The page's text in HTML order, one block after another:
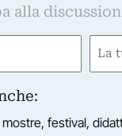
alla
Email
festival,